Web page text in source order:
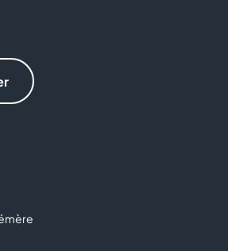
CELIO
TELECOM